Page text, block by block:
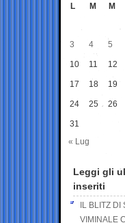
L M M
3 4 5
10 11 12
17 18 19
24 25 26
31
« Lug
Leggi gli
inseriti
IL BLITZ DI
VIMINALE